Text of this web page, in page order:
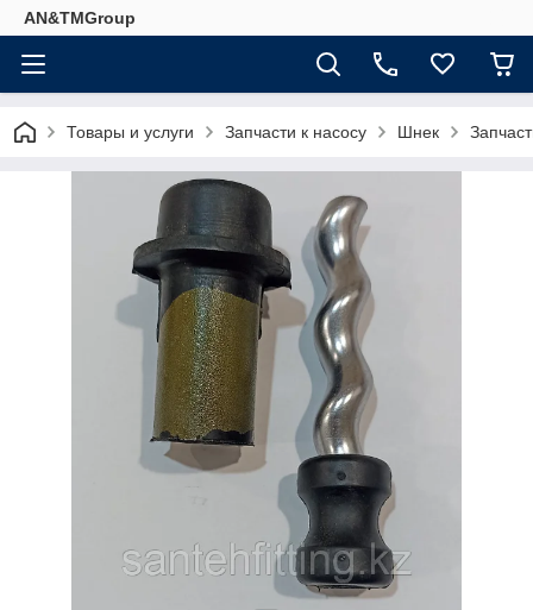
AN&TMGroup
Товары и услуги Запчасти к насосу Шнек